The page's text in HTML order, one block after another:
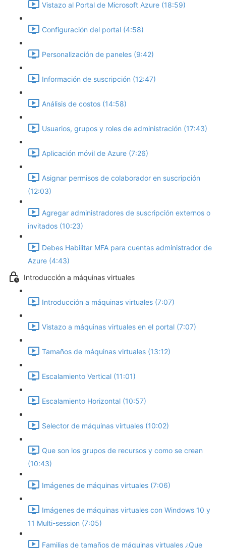
Vistazo al Portal de Microsoft Azure (18:59)
Configuración del portal (4:58)
Personalización de paneles (9:42)
Información de suscripción (12:47)
Análisis de costos (14:58)
Usuarios, grupos y roles de administración (17:43)
Aplicación móvil de Azure (7:26)
Asignar permisos de colaborador en suscripción
(12:03)
Agregar administradores de suscripción externos o
invitados (10:23)
Debes Habilitar MFA para cuentas administrador de
Azure (4:43)
Introducción a máquinas virtuales
Introducción a máquinas virtuales (7:07)
Vistazo a máquinas virtuales en el portal (7:07)
Tamaños de máquinas virtuales (13:12)
Escalamiento Vertical (11:01)
Escalamiento Horizontal (10:57)
Selector de máquinas virtuales (10:02)
Que son los grupos de recursos y como se crean
(10:43)
Imágenes de máquinas virtuales (7:06)
Imágenes de máquinas virtuales con Windows 10 y
11 Multi-session (7:05)
Familias de tamaños de máquinas virtuales ¿Que